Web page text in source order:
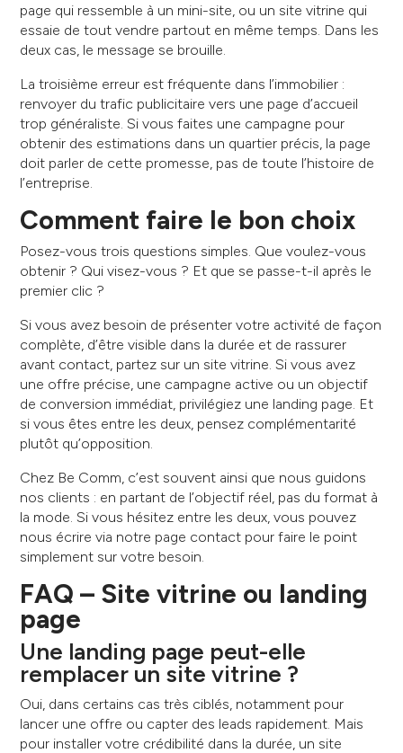
page qui ressemble à un mini-site, ou un site vitrine qui
essaie de tout vendre partout en même temps. Dans les
deux cas, le message se brouille.
La troisième erreur est fréquente dans l’immobilier :
renvoyer du trafic publicitaire vers une page d’accueil
trop généraliste. Si vous faites une campagne pour
obtenir des estimations dans un quartier précis, la page
doit parler de cette promesse, pas de toute l’histoire de
l’entreprise.
Comment faire le bon choix
Posez-vous trois questions simples. Que voulez-vous
obtenir ? Qui visez-vous ? Et que se passe-t-il après le
premier clic ?
Si vous avez besoin de présenter votre activité de façon
complète, d’être visible dans la durée et de rassurer
avant contact, partez sur un site vitrine. Si vous avez
une offre précise, une campagne active ou un objectif
de conversion immédiat, privilégiez une landing page. Et
si vous êtes entre les deux, pensez complémentarité
plutôt qu’opposition.
Chez Be Comm, c’est souvent ainsi que nous guidons
nos clients : en partant de l’objectif réel, pas du format à
la mode. Si vous hésitez entre les deux, vous pouvez
nous écrire via notre page contact pour faire le point
simplement sur votre besoin.
FAQ – Site vitrine ou landing
page
Une landing page peut-elle
remplacer un site vitrine ?
Oui, dans certains cas très ciblés, notamment pour
lancer une offre ou capter des leads rapidement. Mais
pour installer votre crédibilité dans la durée, un site